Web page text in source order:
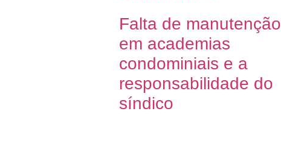
Falta de manutenção
em academias
condominiais e a
responsabilidade do
síndico